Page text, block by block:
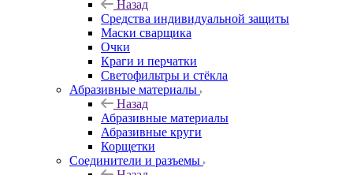
Назад
Средства индивидуальной защиты
Маски сварщика
Очки
Краги и перчатки
Светофильтры и стёкла
Абразивные материалы
Назад
Абразивные материалы
Абразивные круги
Корщетки
Соединители и разъемы